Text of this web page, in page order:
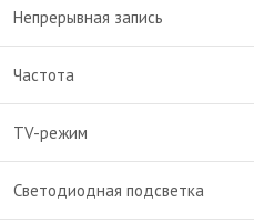
Непрерывная запись
Частота
TV-режим
Светодиодная подсветка